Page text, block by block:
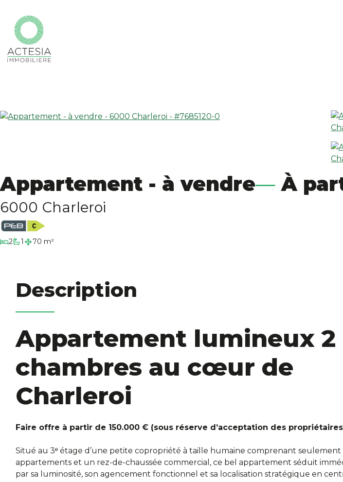
Appartement - à vendre À
6000 Charleroi
2chambres
1
salle de bain
70 m²
Description
Appartement lumineux 2
chambres au cœur de
Charleroi
Faire offre à partir de 150.000 € (sous réserve d’acceptation des
Situé au 3ᵉ étage d’une petite copropriété à taille humaine comprenant seulement
appartements et un rez-de-chaussée commercial, ce bel appartement séduit
par sa luminosité, son agencement fonctionnel et sa localisation stratégique en